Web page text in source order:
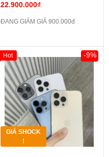
22.900.000₫
ĐANG GIẢM GIÁ 900.000đ
GIÁ SHOCK
!
-9%
Hot